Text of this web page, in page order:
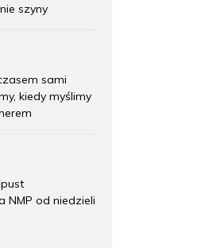
szyny
sami
kiedy myślimy
NMP od niedzieli